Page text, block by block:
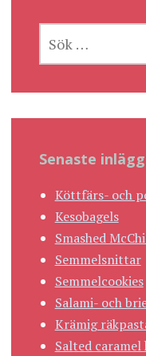
EFTER:
Senaste inlägg
Köttfärs- och
Kesobagels
Smashed
Semmelsnittar
Semmelcookies
Salami- och
Krämig
Salted